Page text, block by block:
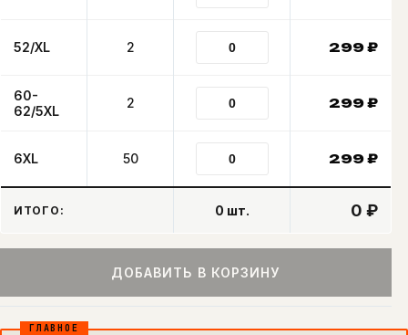
52/XL 2 299₽
60-
62/5XL
2 299₽
6XL 50 299₽
ИТОГО: 0 шт. 0 ₽
ДОБАВИТЬ В КОРЗИНУ
ГЛАВНОЕ